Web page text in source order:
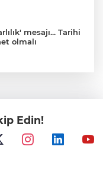
mesajı... Tarihi
olmalı
yaşam alanı
Edin!